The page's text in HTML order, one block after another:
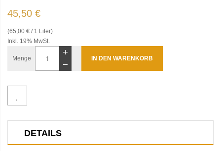
45,50 €
(65,00 € / 1 Liter)
Inkl. 19% MwSt.
Menge IN DEN WARENKORB
DETAILS